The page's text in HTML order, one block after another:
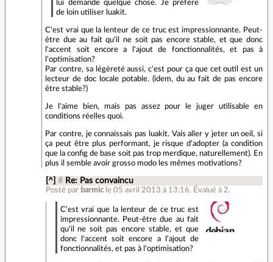
lui demande quelque chose. Je préfère
de loin utiliser luakit.
C'est vrai que la lenteur de ce truc est impressionnante. Peut-
être due au fait qu'il ne soit pas encore stable, et que donc
l'accent soit encore a l'ajout de fonctionnalités, et pas à
l'optimisation?
Par contre, sa légèreté aussi, c'est pour ça que cet outil est un
lecteur de doc locale potable. (idem, du au fait de pas encore
être stable?)
Je l'aime bien, mais pas assez pour le juger utilisable en
conditions réelles quoi.
Par contre, je connaissais pas luakit. Vais aller y jeter un oeil, si
ça peut être plus performant, je risque d'adopter (a condition
que la config de base soit pas trop merdique, naturellement). En
plus il semble avoir grosso modo les mêmes motivations?
[^] # Re: Pas convaincu
Posté par barmic le 05 avril 2013 à 13:16. Évalué à 2.
C'est vrai que la lenteur de ce truc est
impressionnante. Peut-être due au fait
qu'il ne soit pas encore stable, et que
donc l'accent soit encore a l'ajout de
fonctionnalités, et pas à l'optimisation?